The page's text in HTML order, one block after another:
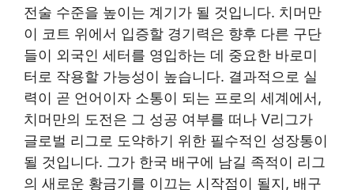
전술 수준을 높이는 계기가 될 것입니다. 치머만
이 코트 위에서 입증할 경기력은 향후 다른 구단
들이 외국인 세터를 영입하는 데 중요한 바로미
터로 작용할 가능성이 높습니다. 결과적으로 실
력이 곧 언어이자 소통이 되는 프로의 세계에서,
치머만의 도전은 그 성공 여부를 떠나 V리그가
글로벌 리그로 도약하기 위한 필수적인 성장통이
될 것입니다. 그가 한국 배구에 남길 족적이 리그
의 새로운 황금기를 이끄는 시작점이 될지, 배구